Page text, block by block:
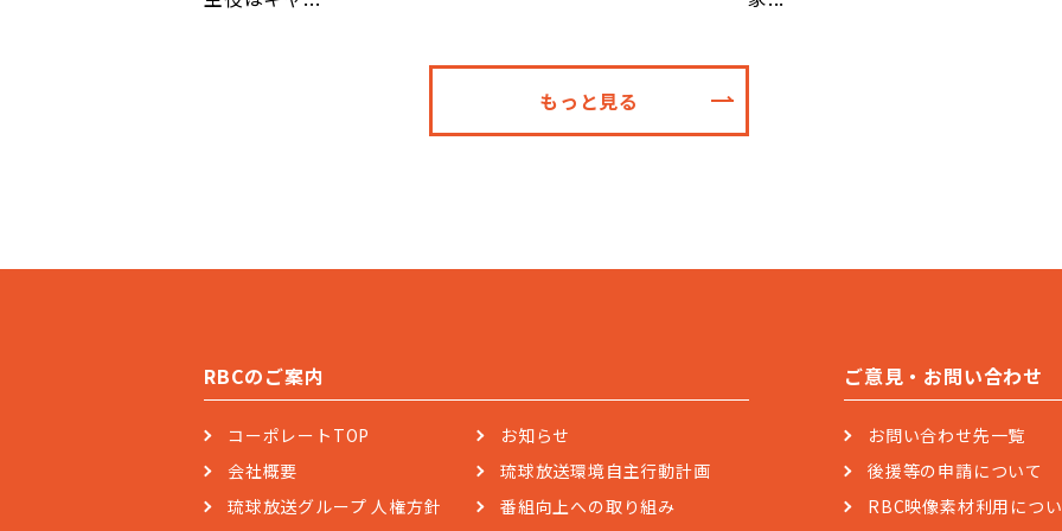
もっと見る
RBCのご案内
コーポレートTOP
会社概要
琉球放送グループ 人権方針
お知らせ
琉球放送環境自主行動計画
番組向上への取り組み
ご意見・お問い合わせ
お問い合わせ先一覧
後援等の申請について
RBC映像素材利用につ